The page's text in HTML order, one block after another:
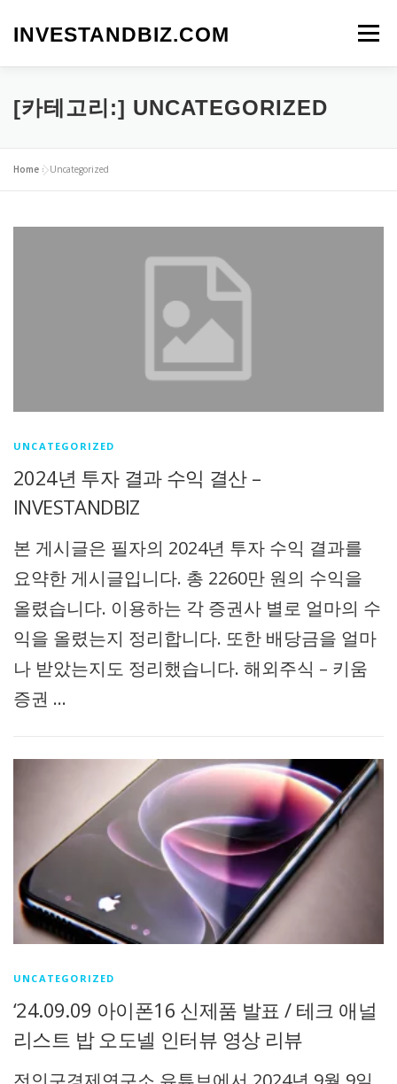
INVESTANDBIZ.COM 메뉴
[카테고리:] UNCATEGORIZED
Home »Uncategorized
UNCATEGORIZED
2024년 투자 결과 수익 결산 –
INVESTANDBIZ
본 게시글은 필자의 2024년 투자 수익 결과를
요약한 게시글입니다. 총 2260만 원의 수익을
올렸습니다. 이용하는 각 증권사 별로 얼마의 수
익을 올렸는지 정리합니다. 또한 배당금을 얼마
나 받았는지도 정리했습니다. 해외주식 – 키움
증권 …
UNCATEGORIZED
‘24.09.09 아이폰16 신제품 발표 / 테크 애널
리스트 밥 오도넬 인터뷰 영상 리뷰